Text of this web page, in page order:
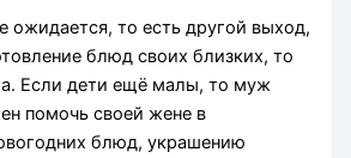
ожидается, то есть другой выход,
блюд своих близких, то
Если дети ещё малы, то муж
помочь своей жене в
блюд, украшению